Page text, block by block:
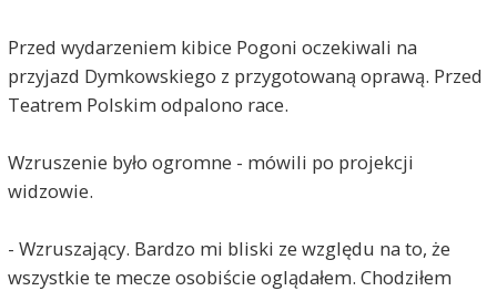
Przed wydarzeniem kibice Pogoni oczekiwali na
przyjazd Dymkowskiego z przygotowaną oprawą. Przed
Teatrem Polskim odpalono race.
Wzruszenie było ogromne - mówili po projekcji
widzowie.
- Wzruszający. Bardzo mi bliski ze względu na to, że
wszystkie te mecze osobiście oglądałem. Chodziłem